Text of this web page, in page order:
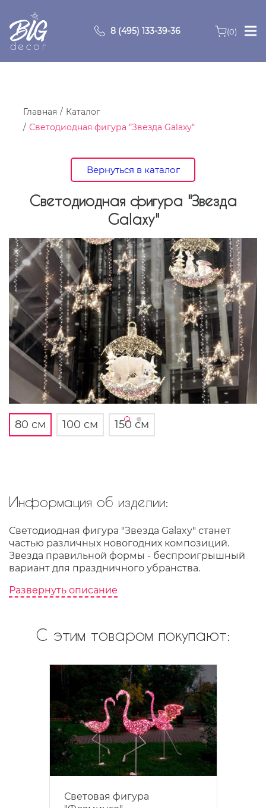
8 (495) 133-39-36 (0)
Главная
О компании
Видео
Контакты
Главная
Каталог
Светодиодная фигура "Звезда Galaxy"
Вернуться в каталог
Светодиодная фигура "Звезда
Galaxy"
80 см 100 см 150 см
Информация об изделии:
Светодиодная фигура "Звезда Galaxy" станет
частью различных новогодних композиций.
Звезда правильной формы - беспроигрышный
вариант для праздничного убранства.
Развернуть описание
С этим товаром покупают:
Световая фигура